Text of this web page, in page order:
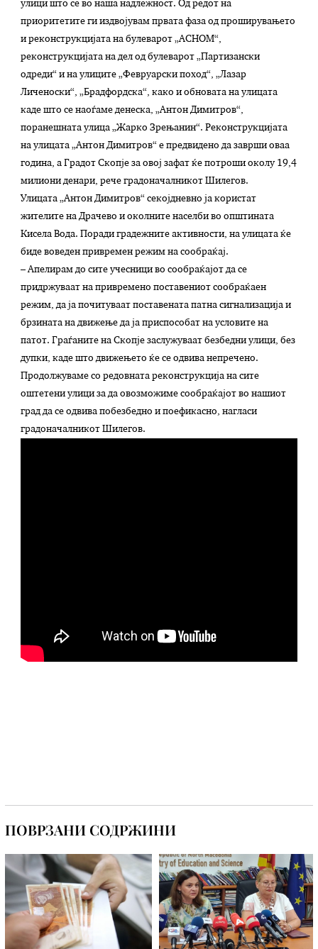
улици што се во наша надлежност. Од редот на
приоритетите ги издвојувам првата фаза од проширувањето
и реконструкцијата на булеварот „АСНОМ“,
реконструкцијата на дел од булеварот „Партизански
одреди“ и на улиците „Февруарски поход“, „Лазар
Личеноски“, „Брадфордска“, како и обновата на улицата
каде што се наоѓаме денеска, „Антон Димитров“,
поранешната улица „Жарко Зрењанин“. Реконструкцијата
на улицата „Антон Димитров“ е предвидено да заврши оваа
година, а Градот Скопје за овој зафат ќе потроши околу 19,4
милиони денари, рече градоначалникот Шилегов.
Улицата „Антон Димитров“ секојдневно ја користат
жителите на Драчево и околните населби во општината
Кисела Вода. Поради градежните активности, на улицата ќе
биде воведен привремен режим на сообраќај.
– Апелирам до сите учесници во сообраќајот да се
придржуваат на привремено поставениот сообраќаен
режим, да ја почитуваат поставената патна сигнализација и
брзината на движење да ја приспособат на условите на
патот. Граѓаните на Скопје заслужуваат безбедни улици, без
дупки, каде што движењето ќе се одвива непречено.
Продолжуваме со редовната реконструкција на сите
оштетени улици за да овозможиме сообраќајот во нашиот
град да се одвива побезбедно и поефикасно, нагласи
градоначалникот Шилегов.
ПОВРЗАНИ СОДРЖИНИ